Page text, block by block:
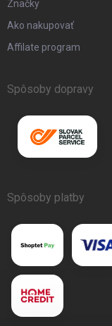
Značky
Ako nakupovať
Affilate program
Spôsoby dopravy
Spôsoby platby